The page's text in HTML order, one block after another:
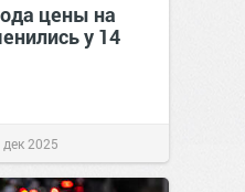
цены на
у 14
2025